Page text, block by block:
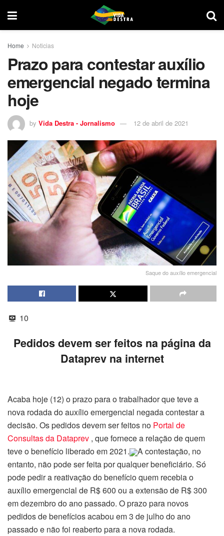
Home Noticias
Prazo para contestar auxílio
emergencial negado termina
hoje
by Vida Destra - Jornalismo 12 de abril de 2021
Saque do auxílio emergencial
10
Pedidos devem ser feitos na página da
Dataprev na internet
Acaba hoje (12) o prazo para o trabalhador que teve a
nova rodada do auxílio emergencial negada contestar a
decisão. Os pedidos devem ser feitos no Portal de
Consultas da Dataprev , que fornece a relação de quem
teve o benefício liberado em 2021.
A contestação, no
entanto, não pode ser feita por qualquer beneficiário. Só
pode pedir a reativação do benefício quem recebia o
auxílio emergencial de R$ 600 ou a extensão de R$ 300
em dezembro do ano passado. O prazo para novos
pedidos de benefícios acabou em 3 de julho do ano
passado e não foi reaberto para a nova rodada.